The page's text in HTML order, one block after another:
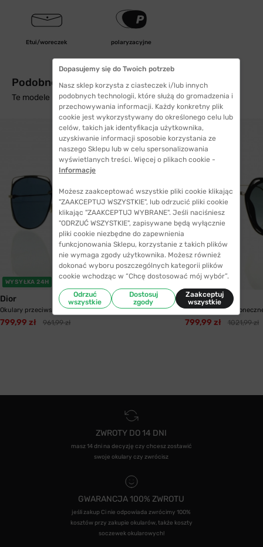
Etui/woreczek polaryzacyjne
Podobne produkty z wysyłką w 24h
Te modele mogą Cię zainteresować
WYSYŁKA 24H
Dior
Okulary przeciwsłoneczne Dior Stellaire6 J5G
799,99 zł 961,99 zł
WYSYŁKA 24H
Dior
Okulary
799,99 zł 1021,99 zł
ZWROTY DO 14 DNI
masz 14 dni na decyzję czy chcesz zostawić
swoje okulary czy zwrócisz
GWARANCJA 100% ZWROTU
jeśli zakup Ci nie odpowiada zwrócimy 100%
kosztów przy zakupie okularów, także koszty
soczewek okularowych!
Dopasujemy się do Twoich potrzeb
Nasz sklep korzysta z ciasteczek i/lub innych
podobnych technologii, które służą do gromadzenia i
przechowywania informacji. Każdy konkretny plik
cookie jest wykorzystywany do określonego celu lub
celów, takich jak identyfikacja użytkownika,
uzyskiwanie informacji sposobie korzystania ze
naszego Sklepu lub w celu spersonalizowania
wyświetlanych treści. Więcej o plikach cookie -
Informacje
Możesz zaakceptować wszystkie pliki cookie klikając
"ZAAKCEPTUJ WSZYSTKIE", lub odrzucić pliki cookie
klikając "ZAAKCEPTUJ WYBRANE". Jeśli naciśniesz
"ODRZUĆ WSZYSTKIE", zapisywane będą wyłącznie
pliki cookie niezbędne do zapewnienia
funkcjonowania Sklepu, korzystanie z takich plików
nie wymaga zgody użytkownika. Możesz również
dokonać wyboru poszczególnych kategorii plików
cookie wchodząc w “Chcę dostosować mój wybór”.
Odrzuć
wszystkie
Dostosuj
zgody
Zaakceptuj
wszystkie